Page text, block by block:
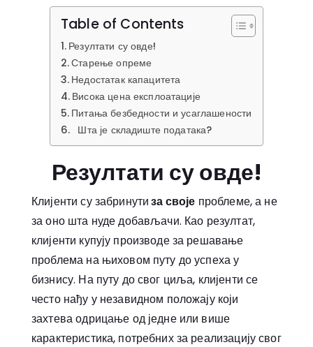
Table of Contents
Резултати су овде!
Старење опреме
Недостатак капацитета
Висока цена експлоатације
Питања безбедности и усаглашености
Шта је складиште података?
Резултати су овде!
Клијенти су забринутиза своје проблеме, а не
за оно шта нуде добављачи. Као резултат,
клијенти купују производе за решавање
проблема на њиховом путу до успеха у
бизнису. На путу до свог циља, клијенти се
често нађу у незавидном положају који
захтева одрицање од једне или више
карактеристика, потребних за реализацију свог